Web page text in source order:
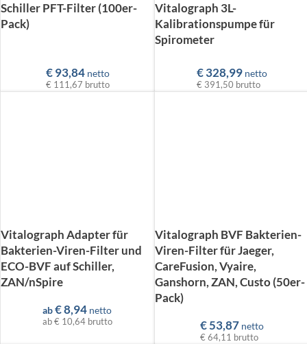
Schiller PFT-Filter (100er-
Pack)
€93,84 netto
€ 111,67 brutto
Vitalograph 3L-
Kalibrationspumpe für
Spirometer
€328,99 netto
€ 391,50 brutto
Vitalograph Adapter für
Bakterien-Viren-Filter und
ECO-BVF auf Schiller,
ZAN/nSpire
ab€8,94 netto
ab€ 10,64 brutto
Vitalograph BVF Bakterien-
Viren-Filter für Jaeger,
CareFusion, Vyaire,
Ganshorn, ZAN, Custo (50er-
Pack)
€53,87 netto
€ 64,11 brutto